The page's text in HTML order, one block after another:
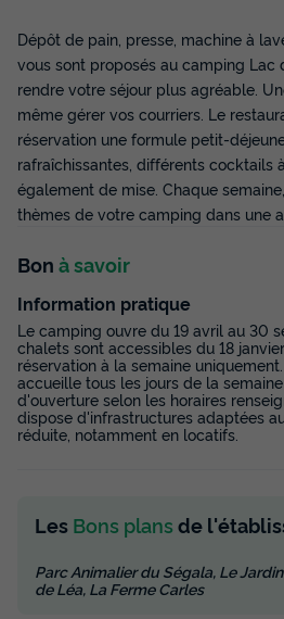
Terrasse semi-couverte Animaux
Congélateur
Réfrigérateur
+ 4
CHALET 4 personnes - Confort 30
du24/09/2026 au01/10/2026
Modifier les dates
Voir les
MOBILHOME 4
chambres
Dépôt de pain, presse, machine à
vous sont proposés au camping Lac
rendre votre séjour plus agréable.
même gérer vos courriers. Le
réservation une formule petit-
rafraîchissantes, différents cocktails
également de mise. Chaque
thèmes de votre camping dans une
Bon à savoir
Information pratique
Le camping ouvre du 19 avril au 30
chalets sont accessibles du 18
réservation à la semaine
accueille tous les jours de la
d'ouverture selon les horaires
dispose d'infrastructures adaptées
réduite, notamment en locatifs.
Les Bons plans de
Parc Animalier du Ségala, Le
de Léa, La Ferme Carles